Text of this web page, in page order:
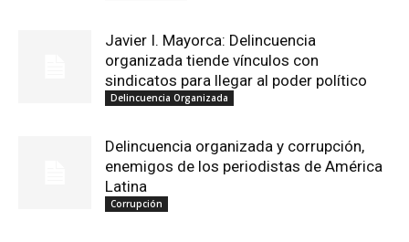
Javier I. Mayorca: Delincuencia
organizada tiende vínculos con
sindicatos para llegar al poder político
Delincuencia Organizada
Delincuencia organizada y corrupción,
enemigos de los periodistas de América
Latina
Corrupción